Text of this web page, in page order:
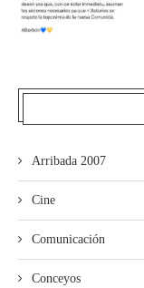
Arribada 2007
Cine
Comunicación
Conceyos